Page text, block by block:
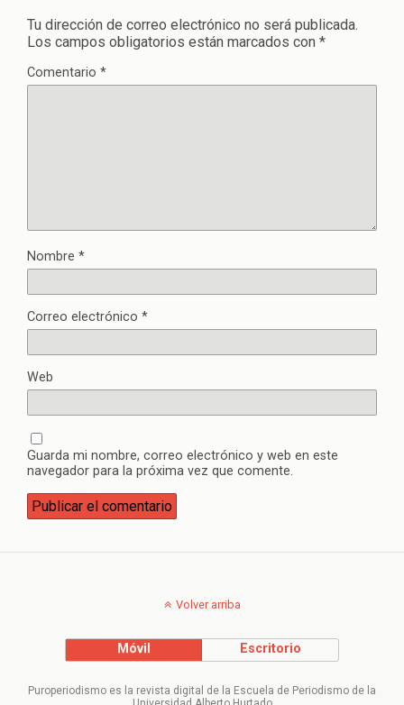
Tu dirección de correo electrónico no será publicada.
Los campos obligatorios están marcados con *
Comentario *
Nombre *
Correo electrónico *
Web
Guarda mi nombre, correo electrónico y web en este
navegador para la próxima vez que comente.
Volver arriba
Móvil Escritorio
Puroperiodismo es la revista digital de la Escuela de Periodismo de la